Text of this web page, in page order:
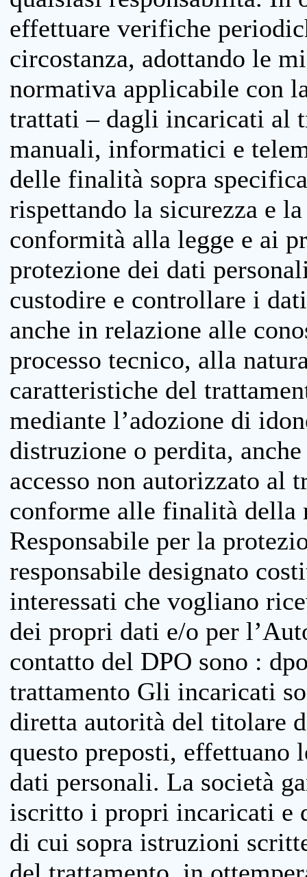
effettuare verifiche
circostanza, adottando le
normativa applicabile con
trattati – dagli incaricati al
manuali, informatici e
delle finalità sopra
rispettando la sicurezza e
conformità alla legge e ai
protezione dei dati
custodire e controllare i
anche in relazione alle
processo tecnico, alla
caratteristiche del
mediante l’adozione di
distruzione o perdita,
accesso non autorizzato al
conforme alle finalità della
Responsabile per la
responsabile designato
interessati che vogliano
dei propri dati e/o per
contatto del DPO sono :
trattamento Gli incaricati
diretta autorità del titolare
questo preposti, effettuano
dati personali. La società
iscritto i propri incaricati e
di cui sopra istruzioni